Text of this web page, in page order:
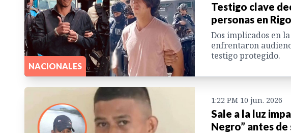
NACIONALES
Testigo clave
personas en
Dos implicados en
enfrentaron
testigo protegido.
1:22 PM 10 jun. 2026
Sale a la luz
Negro” antes de